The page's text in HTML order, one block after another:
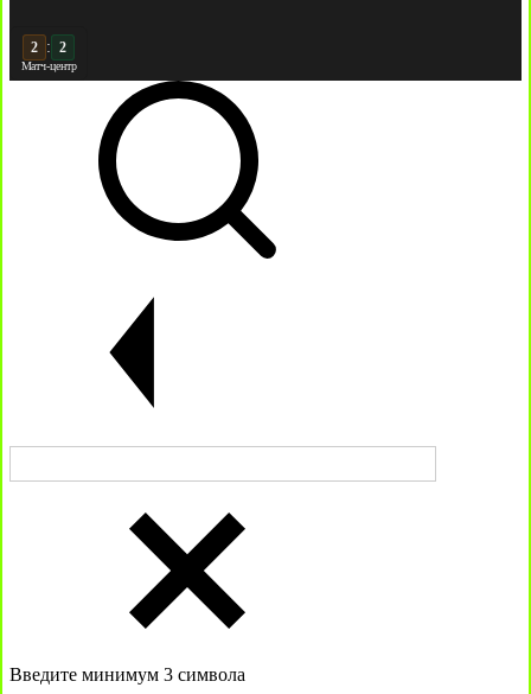
3 :
Матч-центр
Введите минимум 3 символа